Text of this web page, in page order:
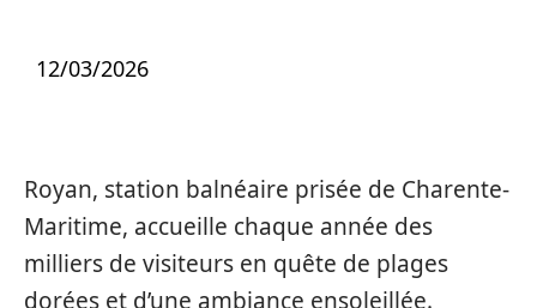
12/03/2026
Royan, station balnéaire prisée de Charente-
Maritime, accueille chaque année des
milliers de visiteurs en quête de plages
dorées et d’une ambiance ensoleillée.